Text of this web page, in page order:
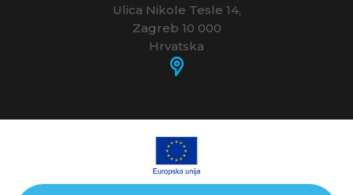
Ulica Nikole Tesle 14,
Zagreb 10 000
Hrvatska